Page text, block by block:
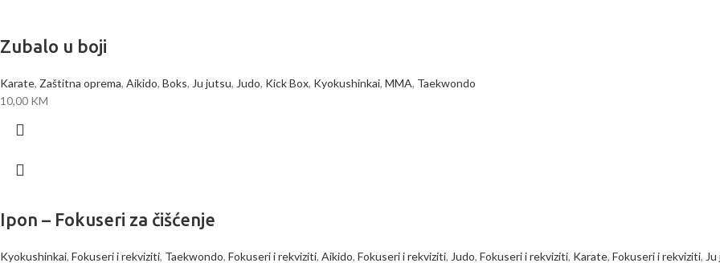
Zubalo u boji
Karate, Zaštitna oprema, Aikido, Boks, Ju jutsu, Judo, Kick Box, Kyokushinkai, MMA, Taekwondo
10,00 KM
Ipon – Fokuseri za čišćenje
Kyokushinkai, Fokuseri i rekviziti, Taekwondo, Fokuseri i rekviziti, Aikido, Fokuseri i rekviziti, Judo, Fokuseri i rekviziti, Karate, Fokuseri i rekviziti,